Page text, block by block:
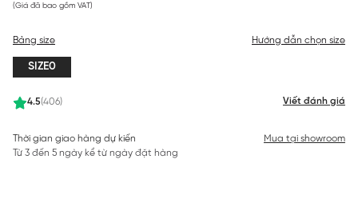
(Giá đã bao gồm VAT)
4.5(406) Viết đánh giá
Bảng size Hướng dẫn chọn size
SIZE0
Thời gian giao hàng dự kiến
Từ 3 đến 5 ngày kể từ ngày đặt hàng
Mua tại showroom